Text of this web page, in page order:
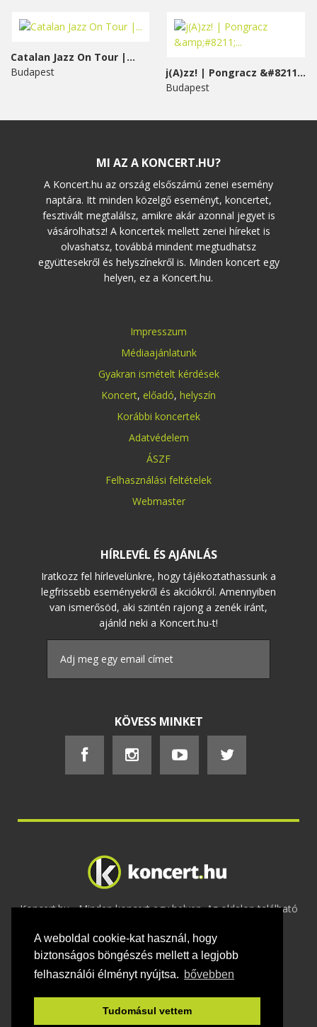
A weboldal cookie-kat használ, hogy
biztonságos böngészés mellett a legjobb
felhasználói élményt nyújtsa. bővebben
Tudomásul vettem
Catalan Jazz On Tour |...
Budapest
j(A)zz! | Pongracz &#8211;...
Budapest
MI AZ A KONCERT.HU?
A Koncert.hu az ország elsőszámú zenei esemény
naptára. Itt minden közelgő eseményt, koncertet,
fesztivált megtalálsz, amikre akár azonnal jegyet is
vásárolhatsz! A koncertek mellett zenei híreket is
olvashatsz, továbbá mindent megtudhatsz
együttesekről és helyszínekről is. Minden koncert egy
helyen, ez a Koncert.hu.
Impresszum
Médiaajánlatunk
Gyakran ismételt kérdések
Koncert, előadó, helyszín
Korábbi koncertek
Adatvédelem
ÁSZF
Felhasználási feltételek
Webmaster
HÍRLEVÉL ÉS AJÁNLÁS
Iratkozz fel hírlevelünkre, hogy tájékoztathassunk a
legfrissebb eseményekről és akciókról. Amennyiben
van ismerősöd, aki szintén rajong a zenék iránt,
ajánld neki a Koncert.hu-t!
KÖVESS MINKET
Koncert.hu - Minden koncert egy helyen. Az oldalon található
2020 Adatvédelem-ÁSZF-Felhasználási
feltételek-Webmaster- Kapcsolat és üzenet küldés